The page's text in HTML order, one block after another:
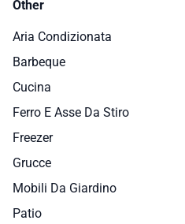
Other
Aria Condizionata
Barbeque
Cucina
Ferro E Asse Da Stiro
Freezer
Grucce
Mobili Da Giardino
Patio